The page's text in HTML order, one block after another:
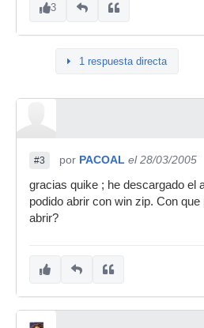
3
1 respuesta directa
#3 por PACOAL el 28/03/2005
gracias quike ; he descargado el
podido abrir con win zip. Con
abrir?